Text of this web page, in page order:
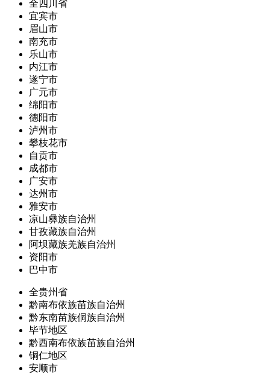
全四川省
宜宾市
眉山市
南充市
乐山市
内江市
遂宁市
广元市
绵阳市
德阳市
泸州市
攀枝花市
自贡市
成都市
广安市
达州市
雅安市
凉山彝族自治州
甘孜藏族自治州
阿坝藏族羌族自治州
资阳市
巴中市
全贵州省
黔南布依族苗族自治州
黔东南苗族侗族自治州
毕节地区
黔西南布依族苗族自治州
铜仁地区
安顺市